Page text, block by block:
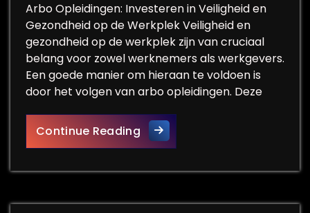
Arbo Opleidingen: Investeren in Veiligheid en
Gezondheid op de Werkplek Veiligheid en
gezondheid op de werkplek zijn van cruciaal
belang voor zowel werknemers als werkgevers.
Een goede manier om hieraan te voldoen is
door het volgen van arbo opleidingen. Deze
Continue ReadingInvesteren in Veiligheid en